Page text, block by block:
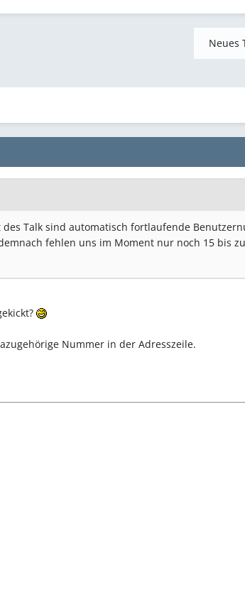
Neues
Talk sind automatisch fortlaufende
fehlen uns im Moment nur noch 15 bis
Nummer in der Adresszeile.